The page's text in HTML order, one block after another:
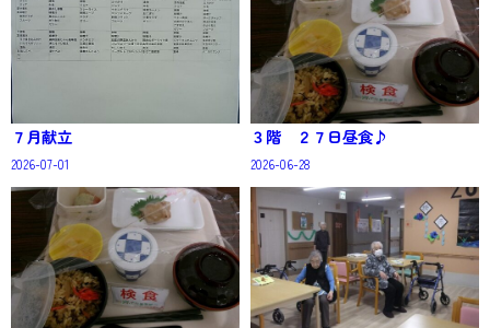
７月献立
2026-07-01
３階 ２７日昼食♪
2026-06-28